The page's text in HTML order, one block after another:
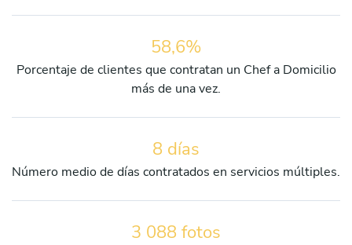
58,6%
Porcentaje de clientes que contratan un Chef a Domicilio
más de una vez.
8 días
Número medio de días contratados en servicios múltiples.
3 088 fotos